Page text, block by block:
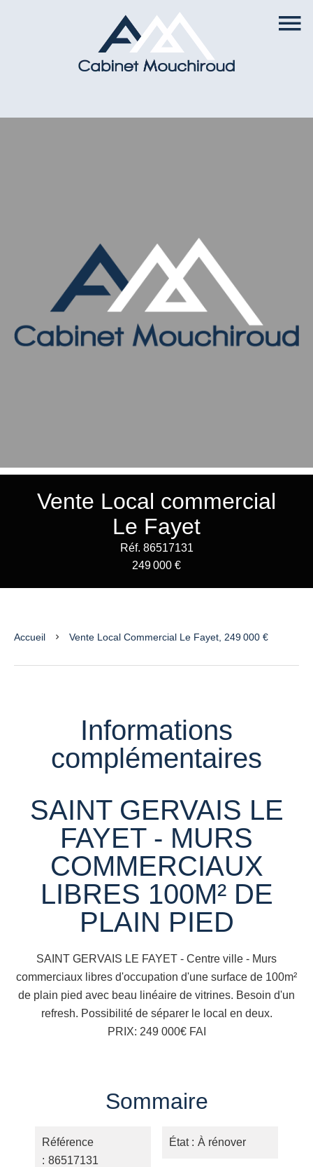
Vente Local commercial
Le Fayet
Réf. 86517131
249 000 €
Accueil Vente Local Commercial Le Fayet, 249 000 €
Informations
complémentaires
SAINT GERVAIS LE
FAYET - MURS
COMMERCIAUX
LIBRES 100M² DE
PLAIN PIED
SAINT GERVAIS LE FAYET - Centre ville - Murs
commerciaux libres d'occupation d'une surface de 100m²
de plain pied avec beau linéaire de vitrines. Besoin d'un
refresh. Possibilité de séparer le local en deux.
PRIX: 249 000€ FAI
Sommaire
Référence
86517131
État À rénover